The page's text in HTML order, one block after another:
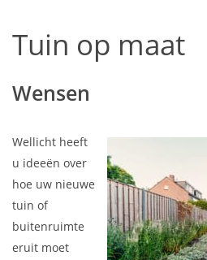
Tuin op maat
Wensen
Wellicht heeft
u ideeën over
hoe uw nieuwe
tuin of
buitenruimte
eruit moet